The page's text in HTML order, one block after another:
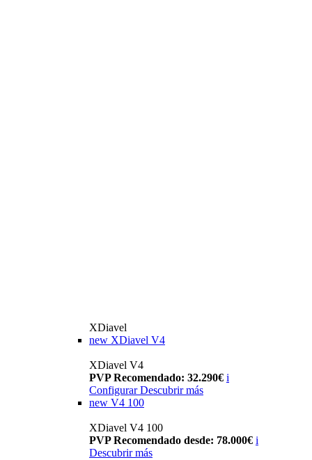
XDiavel
new XDiavel V4
XDiavel V4
PVP Recomendado: 32.290€ i
Configurar Descubrir más
new V4 100
XDiavel V4 100
PVP Recomendado desde: 78.000€ i
Descubrir más